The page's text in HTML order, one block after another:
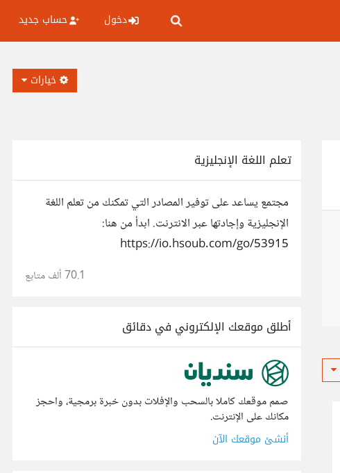
دخول حساب جديد
خيارات
تعلم اللغة الإنجليزية
مجتمع يساعد على توفير المصادر التي تمكنك من تعلم اللغة
الإنجليزية وإجادتها عبر الانترنت. ابدأ من هنا:
https://io.hsoub.com/go/53915
70.1 ألف متابع
أطلق موقعك الإلكتروني في دقائق
صمم موقعك كاملا بالسحب والإفلات بدون خبرة برمجية، واحجز
مكانك على الإنترنت.
أنشئ موقعك الآن